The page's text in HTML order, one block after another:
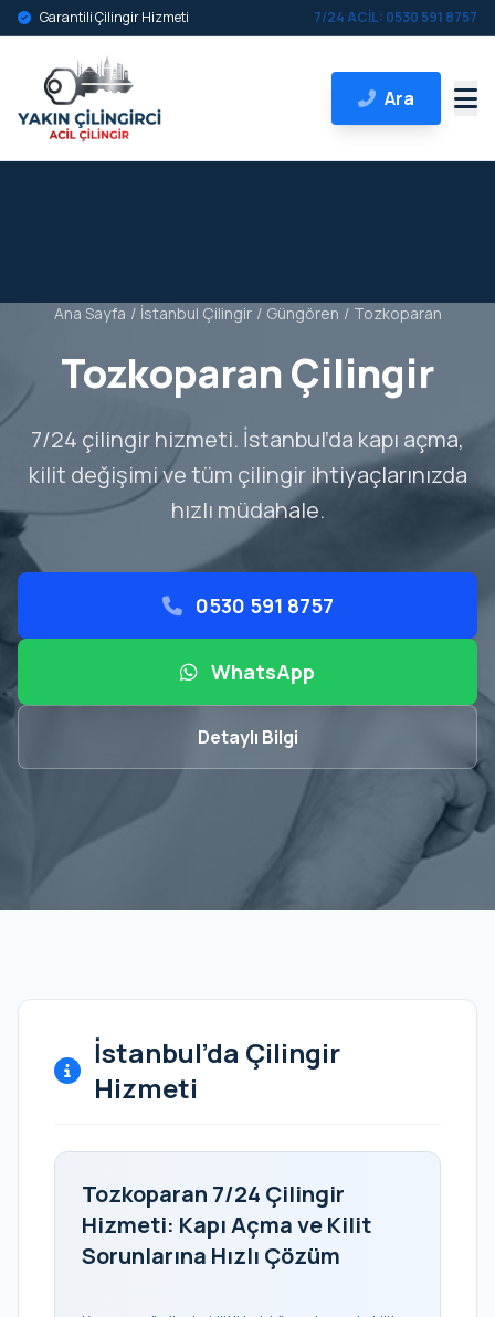
Garantili Çilingir Hizmeti 7/24 ACİL: 0530 591 8757
Ara
Ana Sayfa / İstanbul Çilingir / Güngören / Tozkoparan
Tozkoparan Çilingir
7/24 çilingir hizmeti. İstanbul’da kapı açma,
kilit değişimi ve tüm çilingir ihtiyaçlarınızda
hızlı müdahale.
0530 591 8757
WhatsApp
Detaylı Bilgi
İstanbul’da Çilingir
Hizmeti
Tozkoparan 7/24 Çilingir
Hizmeti: Kapı Açma ve Kilit
Sorunlarına Hızlı Çözüm